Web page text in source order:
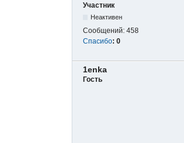
Участник
Неактивен
Сообщений: 458
Спасибо: 0
1enka
Гость